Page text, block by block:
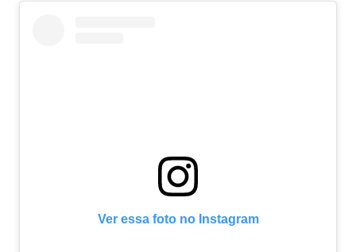
Ver essa foto no Instagram